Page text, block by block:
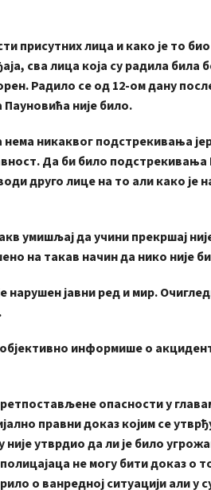
лица и како је то
сва лица која су радила била
Радило се од 12-ом дану
није било.
никаквог подстрекивања
Да би било
друго лице на то али како је
умишљај да учини прекршај
на такав начин да нико није
јавни ред и мир.
информише о
опасности у
правни доказ којим се
није утврдио да ли је било
не могу бити доказ о
о ванредној ситуацији али у